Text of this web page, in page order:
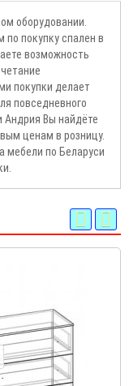
оборудовании.
покупку спален в
возможность
покупки делает
повседневного
Андрия Вы найдёте
ценам в розницу.
мебели по Беларуси